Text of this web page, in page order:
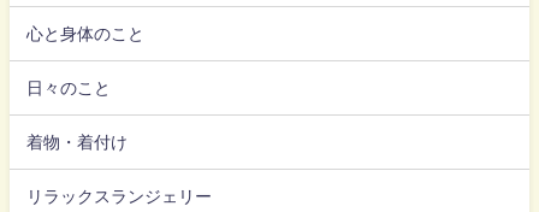
心と身体のこと
日々のこと
着物・着付け
リラックスランジェリー